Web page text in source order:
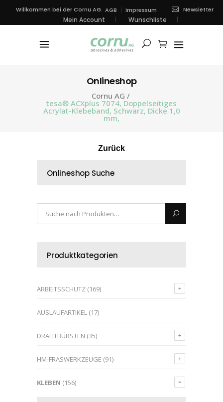
Willkommen bei der Cornu AG. AGB Impressum Newsletter
Mein Account Wunschliste
Onlineshop
Cornu AG /
tesa® ACXplus 7074, Doppelseitiges
Acrylat-Klebeband, Schwarz, Dicke 1,0
mm,
Zurück
Onlineshop Suche
Produktkategorien
ARBEITSSCHUTZ (169)
AUSLAUFARTIKEL (17)
DRAHTBÜRSTEN (35)
HM-FRÄSWERKZEUGE (91)
KLEBEN (156)